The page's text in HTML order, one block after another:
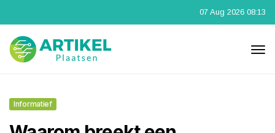
07 Aug 2026 08:13
Informatief